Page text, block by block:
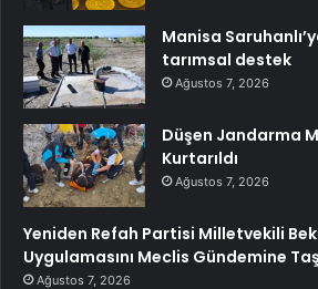
Manisa
tarımsal destek
Ağustos 7, 2026
Düşen Jandarma
Kurtarıldı
Ağustos 7, 2026
Yeniden Refah Partisi Milletvekili
Uygulamasını Meclis Gündemine
Ağustos 7, 2026